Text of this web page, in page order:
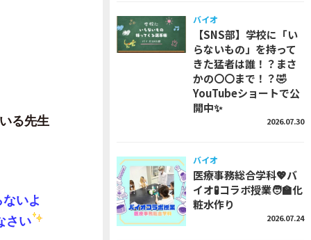
バイオ
【SNS部】学校に「い
らないもの」を持って
きた猛者は誰！？まさ
かの〇〇まで！？🤣
YouTubeショートで公
開中✨
2026.07.30
バイオ
医療事務総合学科💖バ
イオ🧪コラボ授業🧑‍🏫化
粧水作り
2026.07.24
る先生
いよ
さい